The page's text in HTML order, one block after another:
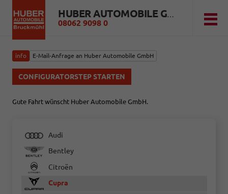
HUBER AUTOMOBILE GMBH
08062 9098 0
info E-Mail-Anfrage an Huber Automobile GmbH
CONFIGURATORSTEP STARTEN
Gute Fahrt wünscht Huber Automobile GmbH.
Audi
Bentley
Citroën
Cupra